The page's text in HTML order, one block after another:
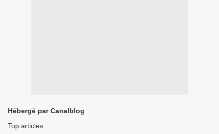
Hébergé par Canalblog
Top articles